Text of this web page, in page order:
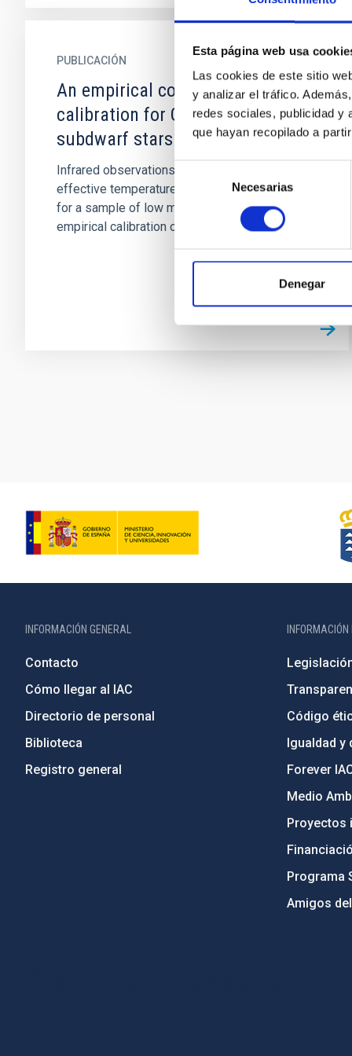
Esta página web usa
Las cookies de este sitio
y analizar el tráfico.
redes sociales, publicidad y
que hayan recopilado a
Selección
de
consentimiento
Necesarias
Denegar
PUBLICACIÓN
An empirical colour-T(eff)
calibration for G and K dwarf and
subdwarf stars
Infrared observations are used to obtain
effective temperatures with a 3-percent error
for a sample of low main-sequence stars. The
empirical calibration of...
INFORMACIÓN GENERAL
Contacto
Cómo llegar al IAC
Directorio de personal
Biblioteca
Registro general
Código
Igualdad y
Forever
Medio
Proyectos
Programa
Amigos